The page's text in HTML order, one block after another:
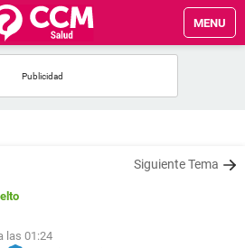
MENU
Siguiente Tema
las 01:24